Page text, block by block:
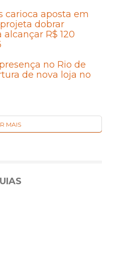
carioca aposta em
dobrar
R$ 120
no Rio de
de nova loja no
MAIS